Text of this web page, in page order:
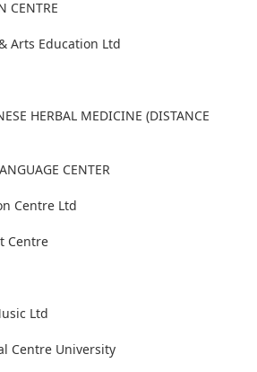
CENTRE
Arts Education Ltd
HERBAL MEDICINE (DISTANCE
CENTER
Centre Ltd
Centre
Ltd
Centre University